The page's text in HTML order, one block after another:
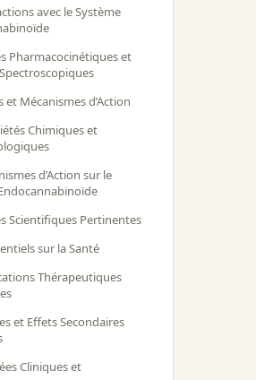
avec le Système
Pharmacocinétiques et
et Mécanismes d’Action
Chimiques et
d’Action sur le
Scientifiques Pertinentes
sur la Santé
Thérapeutiques
et Effets Secondaires
Cliniques et